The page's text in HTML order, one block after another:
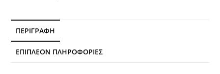
ΠΕΡΙΓΡΑΦΉ
ΕΠΙΠΛΈΟΝ ΠΛΗΡΟΦΟΡΊΕΣ